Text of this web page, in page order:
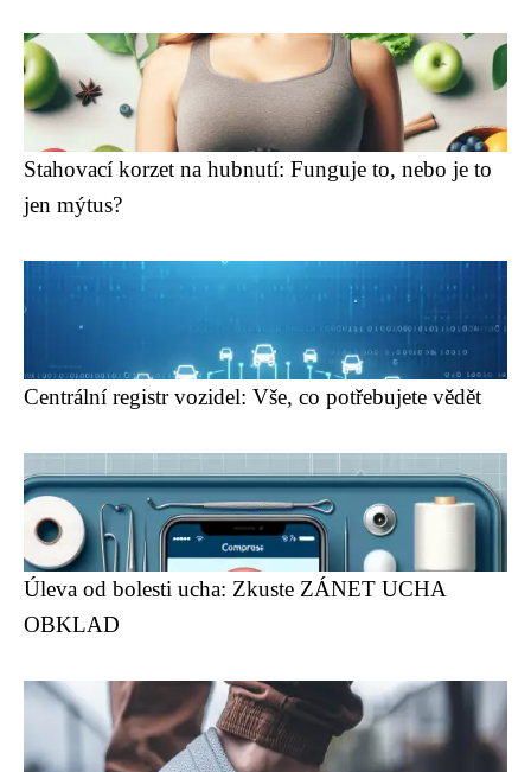
Stahovací korzet na hubnutí: Funguje to, nebo je to
jen mýtus?
Centrální registr vozidel: Vše, co potřebujete vědět
Úleva od bolesti ucha: Zkuste ZÁNET UCHA
OBKLAD